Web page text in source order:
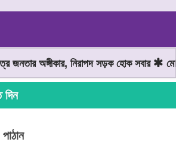
অঙ্গীকার, নিরাপদ সড়ক হোক সবার